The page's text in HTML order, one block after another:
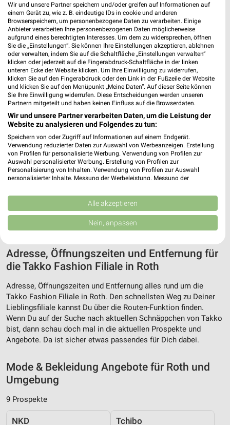
Alte Rother Straße 1
91126 Schwabach
Heute 09:00 - 20:00 Uhr | Geschlossen
9,66 km
Adresse, Öffnungszeiten und Entfernung für
die Takko Fashion Filiale in Roth
Adresse, Öffnungszeiten und Entfernung alles rund um die
Takko Fashion Filiale in Roth. Den schnellsten Weg zu Deiner
Lieblingsfiliale kannst Du über die Routen-Funktion finden.
Wenn Du auf der Suche nach aktuellen Schnäppchen von Takko
bist, dann schau doch mal in die aktuellen Prospekte und
Angebote. Da ist sicher etwas passendes für Dich dabei.
Mode & Bekleidung Angebote für Roth und
Umgebung
9 Prospekte
NKD Tchibo
Wir und unsere Partner speichern und/oder greifen auf Informationen auf
einem Gerät zu, wie z. B. eindeutige IDs in cookie und anderen
Browserspeichern, um personenbezogene Daten zu verarbeiten. Einige
Anbieter verarbeiten Ihre personenbezogenen Daten möglicherweise
aufgrund eines berechtigten Interesses. Um dem zu widersprechen, öffnen
Sie die „Einstellungen“. Sie können Ihre Einstellungen akzeptieren, ablehnen
oder verwalten, indem Sie auf die Schaltfläche „Einstellungen verwalten“
klicken oder jederzeit auf die Fingerabdruck-Schaltfläche in der linken
unteren Ecke der Website klicken. Um Ihre Einwilligung zu widerrufen,
klicken Sie auf den Fingerabdruck oder den Link in der Fußzeile der Website
und klicken Sie auf den Menüpunkt „Meine Daten“. Auf dieser Seite können
Sie Ihre Einwilligung widerrufen. Diese Entscheidungen werden unseren
Partnern mitgeteilt und haben keinen Einfluss auf die Browserdaten.
Wir und unsere Partner verarbeiten Daten, um die Leistung der
Website zu analysieren und Folgendes zu tun:
Speichern von oder Zugriff auf Informationen auf einem Endgerät.
Verwendung reduzierter Daten zur Auswahl von Werbeanzeigen. Erstellung
von Profilen für personalisierte Werbung. Verwendung von Profilen zur
Auswahl personalisierter Werbung. Erstellung von Profilen zur
Personalisierung von Inhalten. Verwendung von Profilen zur Auswahl
personalisierter Inhalte. Messung der Werbeleistung. Messung der
Kombinationen von Daten aus verschiedenen Quellen. Entwicklung und
Verbesserung der Angebote. Verwendung reduzierter Daten zur Auswahl
von Inhalten.
Daten können außerhalb der Europäischen Union weitergegeben und in die
Website/App.
Partnerliste anzeigen (1 IAB-Anbieter)
IAB-Verarbeitungszwecke:
Speichern von oder Zugriff auf Informationen
auf einem Endgerät
Verwendung reduzierter Daten zur Auswahl von
Werbeanzeigen
Erstellung von Profilen für personalisierte
Werbung
personalisierter Werbung
Erstellung von Profilen zur Personalisierung
Alle akzeptieren
Nein, anpassen